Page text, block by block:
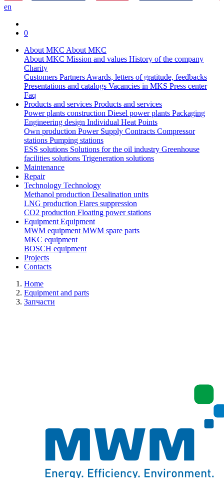
en
0
About MKC About MKC
About MKC Mission and values History of the company
Charity
Customers PartnersAwards, letters of gratitude, feedbacks
Presentations and catalogs Vacancies in MKS Press center
Faq
Products and services Products and services
Power plants construction Diesel power plants Packaging
Engineering design Individual Heat Points
Own production Power Supply Contracts Compressor
stations Pumping stations
ESS solutions Solutions for the oil industry Greenhouse
facilities solutions Trigeneration solutions
Maintenance
Repair
Technology Technology
Methanol production Desalination units
LNG production Flares suppression
СО2 production Floating power stations
EquipmentEquipment
MWM equipmentMWM spare parts
MKC equipment
BOSCH equipment
Projects
Contacts
Home
Equipment and parts
Запчасти